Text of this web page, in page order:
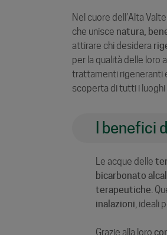
Nel cuore dell’Alta
che unisce natura,
attirare chi desidera
per la qualità delle loro
trattamenti rigeneranti
scoperta di tutti i luoghi
I benefici
Le acque delle
bicarbonato
terapeutiche .
inalazioni , ideali
Grazie alla loro